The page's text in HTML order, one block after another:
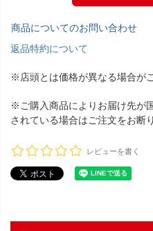
商品についてのお問い合わせ
返品特約について
※店頭とは価格が異なる場合が
※ご購入商品によりお届け先が
されている場合はご注文をお断
レビューを書く